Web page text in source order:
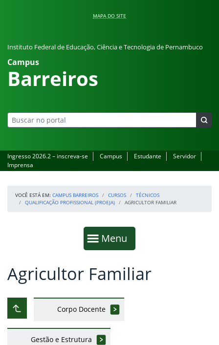
MAPA DO SITE
Instituto Federal de Educação, Ciência e Tecnologia de Pernambuco
Campus
Barreiros
Ingresso 2026.2 – inscreva-se Campus Estudante
Servidor
Imprensa
VOCÊ ESTÁ EM: CAMPUS BARREIROS CURSOS
TÉCNICOS
QUALIFICAÇÃO PROFISSIONAL (PROEJA)
AGRICULTOR FAMILIAR
Mostrar
Menu
Fim da navegação
Início do conteúdo
Agricultor Familiar
Subir ao nível anterior
Corpo Docente
Gestão e Estrutura